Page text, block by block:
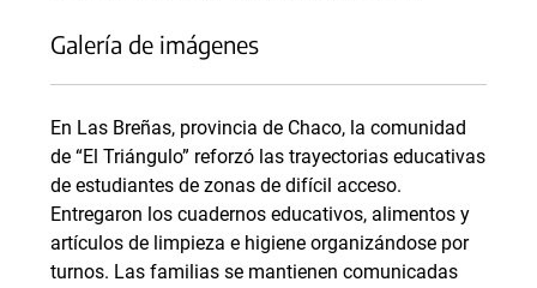
Galería de imágenes
En Las Breñas, provincia de Chaco, la comunidad
de “El Triángulo” reforzó las trayectorias educativas
de estudiantes de zonas de difícil acceso.
Entregaron los cuadernos educativos, alimentos y
artículos de limpieza e higiene organizándose por
turnos. Las familias se mantienen comunicadas